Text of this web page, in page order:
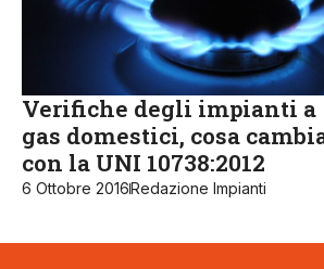
Verifiche degli impianti a
gas domestici, cosa
con la UNI 10738:2012
6 Ottobre 2016Redazione Impianti